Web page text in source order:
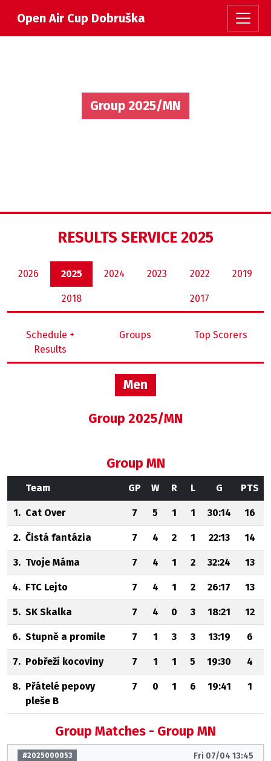
Open Air Cup Dobruška
Group 2025/MN
RESULTS SERVICE 2025
2026 2025 2024 2023 2022 2019
2018 2017
Schedule +
Results
Groups Top Scorers
Men
Group 2025/MN
Group MN
Team GP W R L G PTS
1. Cat Over 7 5 1 1 30:14 16
2. Čistá fantázia 7 4 2 1 22:13 14
3. Tvoje Máma 7 4 1 2 32:24 13
4. FTC Lejto 7 4 1 2 26:17 13
5. SK Skalka 7 4 0 3 18:21 12
6. Stupně a promile 7 1 3 3 13:19 6
7. Pobřeží kocoviny 7 1 1 5 19:30 4
8. Přátelé pepovy
pleše B
7 0 1 6 19:41 1
Group Matches - Group MN
#2025000053 Fri 07/04 13:45